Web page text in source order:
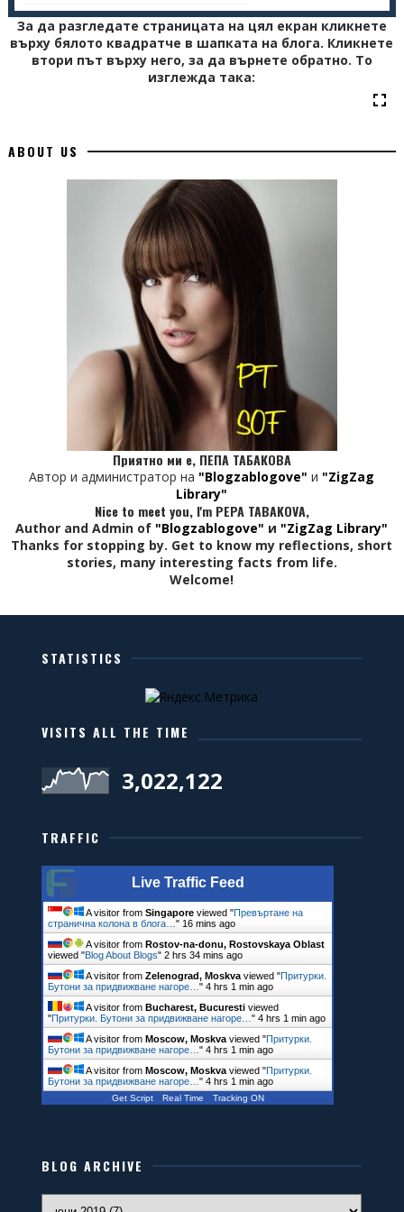
<option value="is" />Icelandic
<option value="id" />Indonesian
<option value="ga" />Irish
<option value="it" />Italian
<option value="ko" />Korean
<option value="la" />Latin
<option value="lv" />Latvian
<option value="lt" />Lithuanian
<option value="mk" />Macedonian
<option value="ms" />Malay
<option value="mt" />Maltese
<option value="no" />Norwegian
<option value="fa" />Persian
<option value="pl" />Polish
<option value="pt" />Portuguese
<option value="ro" />Romanian
<option value="ru" />Russian
<option value="sr" />Serbian
<option value="sk" />Slovak
<option value="sl" />Slovenian
<option value="es" />Spanish
<option value="sw" />Swahili
<option value="sv" />Swedish
<option value="uk" />Ukrainian
<option value="vi" />Vietnamese
<option value="cy" />Welsh
<option value="yi" />Yiddish
</div>
(function() {
var mylang = "ru", // Your website language
anchor = document.getElementById('translate-me');
anchor.onclick = function() {
window.open('http://translate.google.com/translate?u=' +
encodeURIComponent(location.href) + '&langpair=' + mylang +
'%7C' + document.getElementById('translate-language').value +
'&hl=en');
return false;
};
</center>
За да разгледате страницата на цял екран кликнете
върху бялото квадратче в шапката на блога. Кликнете
втори път върху него, за да върнете обратно. То
изглежда така:
ABOUT US
Приятно ми е, ПЕПА ТАБАКОВА
Автор и администратор на "Blogzablogove" и "ZigZag
Library"
Nice to meet you, I'm PEPA TABAKOVA,
Author and Admin of "Blogzablogove" и "ZigZag Library"
Thanks for stopping by. Get to know my reflections, short
stories, many interesting facts from life.
Welcome!
STATISTICS
VISITS ALL THE TIME
3,022,122
TRAFFIC
Live Traffic Feed
A visitor fromSingapore viewed "Превъртане на
странична колона в блога…" 16 mins ago
A visitor fromRostov-na-donu, Rostovskaya Oblast
viewed "Blog About Blogs"2 hrs 34 mins ago
A visitor fromZelenograd, Moskva viewed "Притурки.
Бутони за придвижване нагоре…"4 hrs 1 min ago
A visitor fromBucharest, Bucuresti viewed
"Притурки. Бутони за придвижване нагоре…"4 hrs 1 min ago
A visitor fromMoscow, Moskva viewed "Притурки.
Бутони за придвижване нагоре…"4 hrs 1 min ago
A visitor fromMoscow, Moskva viewed "Притурки.
Бутони за придвижване нагоре…"4 hrs 1 min ago
Get Script Real Time Tracking ON
BLOG ARCHIVE